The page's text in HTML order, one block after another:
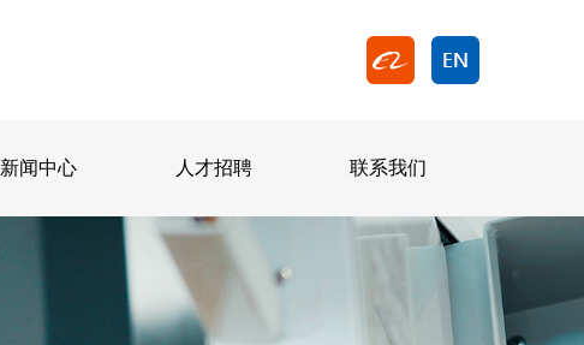
新闻中心 人才招聘 联系我们